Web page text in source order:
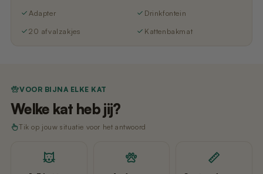
Adapter
Drinkfontein
20 afvalzakjes
Kattenbakmat
VOOR BIJNA ELKE KAT
Welke kat heb jij?
Tik op jouw situatie voor het antwoord